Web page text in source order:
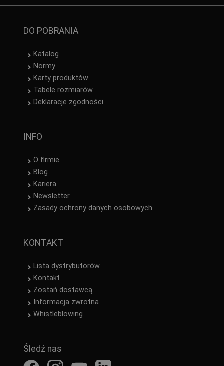
DO POBRANIA
Katalog
Normy
Karty produktów
Tabele rozmiarów
Deklaracje zgodności
INFO
O firmie
Blog
Kariera
Newsletter
Zasady ochrony danych osobowych
KONTAKT
Lista dystrybutorów
Kontakt
Zostań dostawcą
Informacja zwrotna
Whistleblowing
Śledź nas